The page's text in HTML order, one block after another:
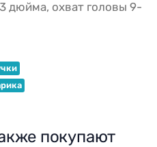
дюйма, охват головы 9-
покупают